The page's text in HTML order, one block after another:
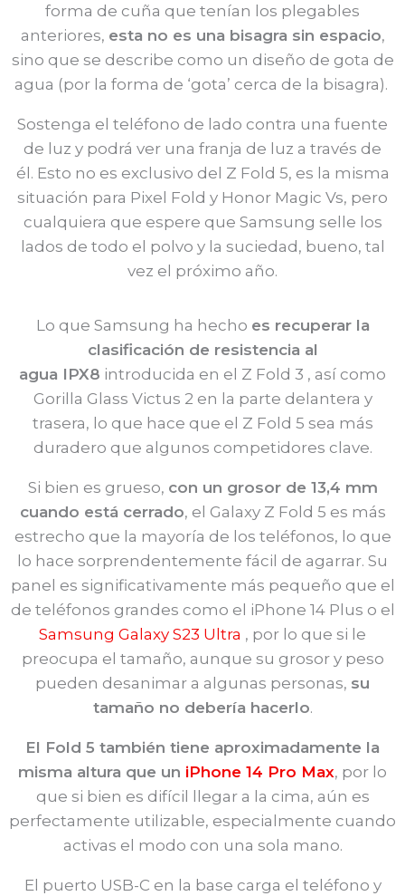
forma de cuña que tenían los plegables
anteriores, esta no es una bisagra sin espacio,
sino que se describe como un diseño de gota de
agua (por la forma de ‘gota’ cerca de la bisagra).
Sostenga el teléfono de lado contra una fuente
de luz y podrá ver una franja de luz a través de
él. Esto no es exclusivo del Z Fold 5, es la misma
situación para Pixel Fold y Honor Magic Vs, pero
cualquiera que espere que Samsung selle los
lados de todo el polvo y la suciedad, bueno, tal
vez el próximo año.
Lo que Samsung ha hecho es recuperar la
clasificación de resistencia al
agua IPX8 introducida en el Z Fold 3 , así como
Gorilla Glass Victus 2 en la parte delantera y
trasera, lo que hace que el Z Fold 5 sea más
duradero que algunos competidores clave.
Si bien es grueso, con un grosor de 13,4 mm
cuando está cerrado, el Galaxy Z Fold 5 es más
estrecho que la mayoría de los teléfonos, lo que
lo hace sorprendentemente fácil de agarrar. Su
panel es significativamente más pequeño que el
de teléfonos grandes como el iPhone 14 Plus o el
Samsung Galaxy S23 Ultra , por lo que si le
preocupa el tamaño, aunque su grosor y peso
pueden desanimar a algunas personas, su
tamaño no debería hacerlo.
El Fold 5 también tiene aproximadamente la
misma altura que un iPhone 14 Pro Max, por lo
que si bien es difícil llegar a la cima, aún es
perfectamente utilizable, especialmente cuando
activas el modo con una sola mano.
El puerto USB-C en la base carga el teléfono y